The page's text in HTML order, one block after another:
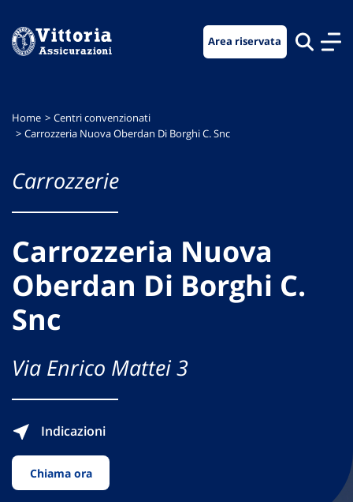
menu
contenuto
footer
Area riservata
Home
Centri convenzionati
Carrozzeria Nuova Oberdan Di Borghi C. Snc
Carrozzerie
Carrozzeria Nuova
Oberdan Di Borghi C.
Snc
Via Enrico Mattei 3
Indicazioni
Chiama ora